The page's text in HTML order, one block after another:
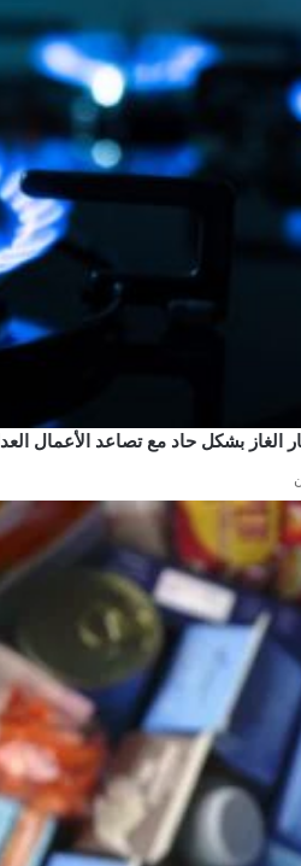
الغاز بشكل حاد مع تصاعد الأعمال